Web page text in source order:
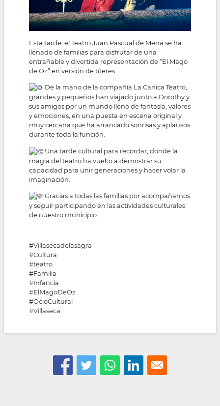
Esta tarde, el Teatro Juan Pascual de Mena se ha
llenado de familias para disfrutar de una
entrañable y divertida representación de “El Mago
de Oz” en versión de títeres.
De la mano de la compañía La Canica Teatro,
grandes y pequeños han viajado junto a Dorothy y
sus amigos por un mundo lleno de fantasía, valores
y emociones, en una puesta en escena original y
muy cercana que ha arrancado sonrisas y aplausos
durante toda la función.
Una tarde cultural para recordar, donde la
magia del teatro ha vuelto a demostrar su
capacidad para unir generaciones y hacer volar la
imaginación.
Gracias a todas las familias por acompañarnos
y seguir participando en las actividades culturales
de nuestro municipio.
#Villasecadelasagra
#Cultura
#teatro
#Familia
#Infancia
#ElMagoDeOz
#OcioCultural
#Villaseca